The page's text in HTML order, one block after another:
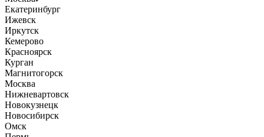
Екатеринбург
Ижевск
Иркутск
Кемерово
Красноярск
Курган
Магнитогорск
Москва
Нижневартовск
Новокузнецк
Новосибирск
Омск